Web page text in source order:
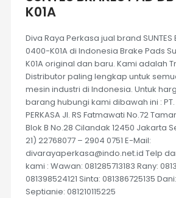
K01A
Diva Raya Perkasa jual brand SUNTES
0400-K01A di Indonesia Brake Pads
K01A original dan baru. Kami adalah
Distributor paling lengkap untuk
mesin industri di Indonesia. Untuk
barang hubungi kami dibawah ini : PT.
PERKASA Jl. RS Fatmawati No.72
Blok B No.28 Cilandak 12450 Jakarta
21) 22768077 – 2904 0751 E-Mail:
divarayaperkasa@indo.net.id Telp
kami : Wawan: 081285713183 Rany:
081398524121 Sinta: 081386725135
Septianie: 081210115225